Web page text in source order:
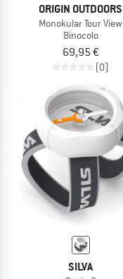
ORIGIN OUTDOORS
Monokular Tour View
Binocolo
69,95 €
(0)
SILVA